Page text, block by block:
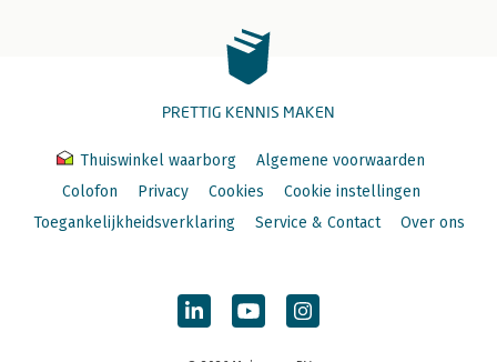
PRETTIG KENNIS MAKEN
Thuiswinkel waarborg
Algemene voorwaarden
Colofon
Privacy Cookies
Cookie instellingen
Toegankelijkheidsverklaring
Service & Contact Over ons